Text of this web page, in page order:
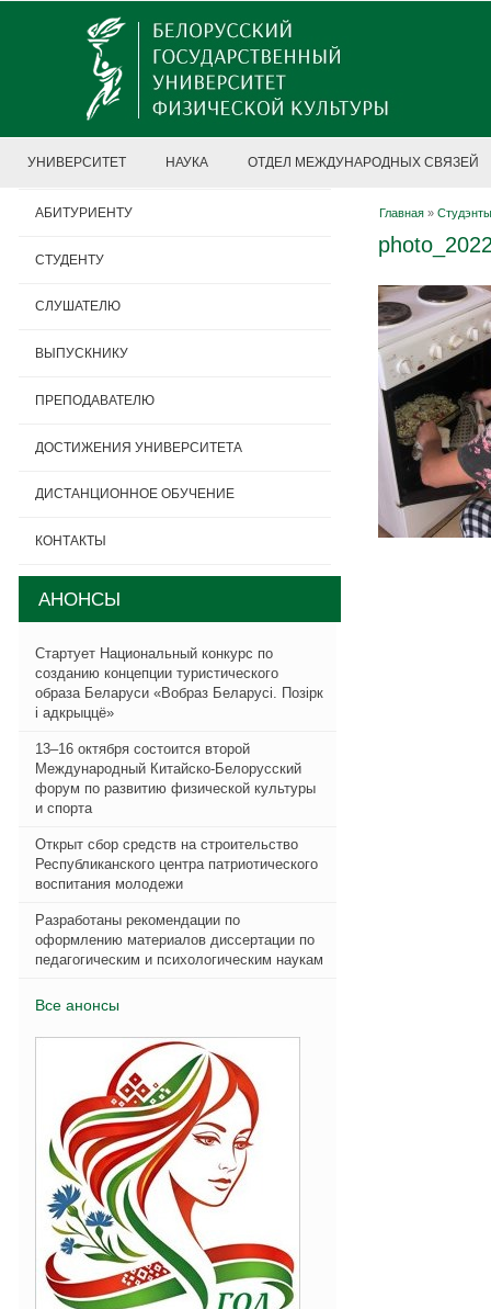
УНИВЕРСИТЕТ НАУКА ОТДЕЛ МЕЖДУНАРОДНЫХ СВЯЗЕЙ
Главная »
АБИТУРИЕНТУ
СТУДЕНТУ
СЛУШАТЕЛЮ
ВЫПУСКНИКУ
ПРЕПОДАВАТЕЛЮ
ДОСТИЖЕНИЯ УНИВЕРСИТЕТА
ДИСТАНЦИОННОЕ ОБУЧЕНИЕ
КОНТАКТЫ
АНОНСЫ
Стартует Национальный конкурс по
созданию концепции туристического
образа Беларуси «Вобраз Беларусi. Позiрк
i адкрыццё»
13–16 октября состоится второй
Международный Китайско-Белорусский
форум по развитию физической культуры
и спорта
Открыт сбор средств на строительство
Республиканского центра патриотического
воспитания молодежи
Разработаны рекомендации по
оформлению материалов диссертации по
педагогическим и психологическим наукам
Все анонсы